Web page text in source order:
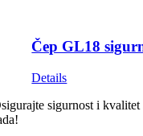
Čep GL18
Details
sigurnost i